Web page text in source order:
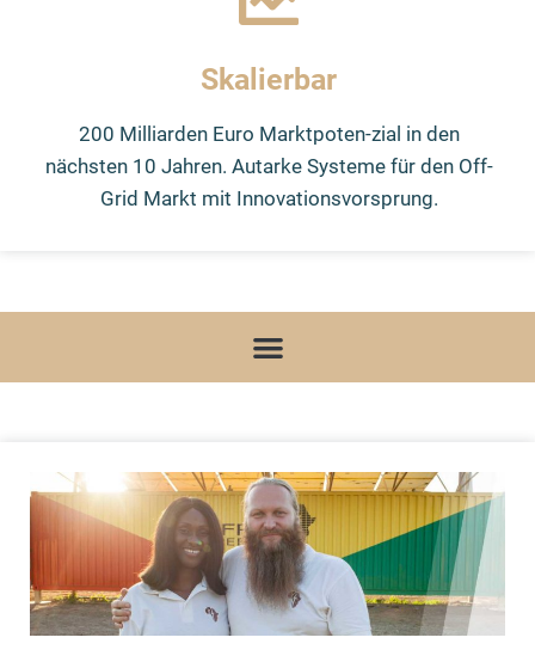
Skalierbar
200 Milliarden Euro Marktpoten-zial in den
nächsten 10 Jahren. Autarke Systeme für den Off-
Grid Markt mit Innovationsvorsprung.